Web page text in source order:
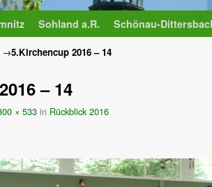
Sohland a.R. Schönau-
→5.Kirchencup 2016 – 14
– 14
× 533 in Rückblick 2016